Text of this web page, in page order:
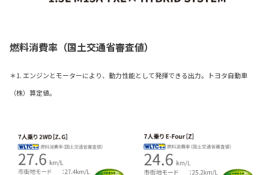
燃料消費率（国土交通省審査値）
＊1. エンジンとモーターにより、動力性能として発揮できる出力。トヨタ自動車
（株）算定値。